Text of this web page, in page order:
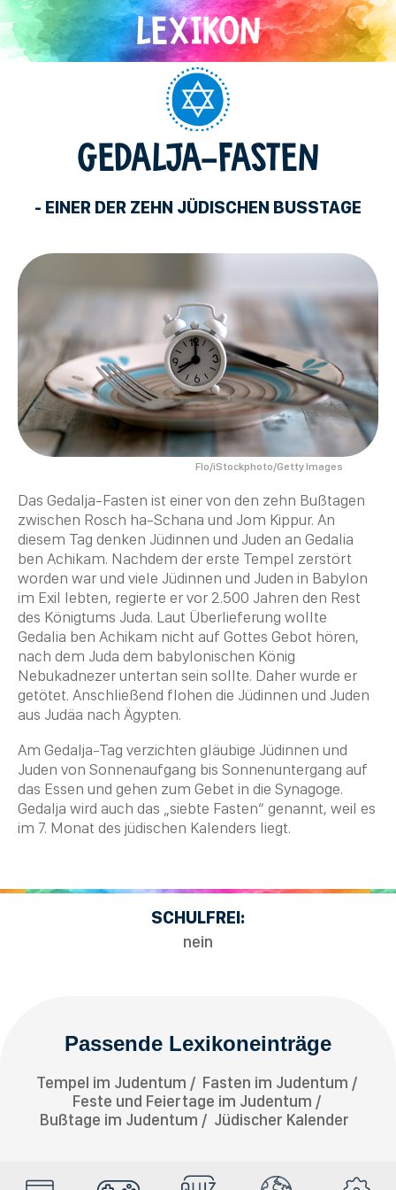
Direkt
zum
Inhalt
GEDALJA-FASTEN
- EINER DER ZEHN JÜDISCHEN BUSSTAGE
Flo/iStockphoto/Getty Images
Das Gedalja-Fasten ist einer von den zehn Bußtagen
zwischen Rosch ha-Schana und Jom Kippur. An
diesem Tag denken Jüdinnen und Juden an Gedalia
ben Achikam. Nachdem der erste Tempel zerstört
worden war und viele Jüdinnen und Juden in Babylon
im Exil lebten, regierte er vor 2.500 Jahren den Rest
des Königtums Juda. Laut Überlieferung wollte
Gedalia ben Achikam nicht auf Gottes Gebot hören,
nach dem Juda dem babylonischen König
Nebukadnezer untertan sein sollte. Daher wurde er
getötet. Anschließend flohen die Jüdinnen und Juden
aus Judäa nach Ägypten.
Am Gedalja-Tag verzichten gläubige Jüdinnen und
Juden von Sonnenaufgang bis Sonnenuntergang auf
das Essen und gehen zum Gebet in die Synagoge.
Gedalja wird auch das „siebte Fasten“ genannt, weil es
im 7. Monat des jüdischen Kalenders liegt.
SCHULFREI:
nein
Passende Lexikoneinträge
Tempel im Judentum
Fasten im Judentum
Feste und Feiertage im Judentum
Bußtage im Judentum
Jüdischer Kalender